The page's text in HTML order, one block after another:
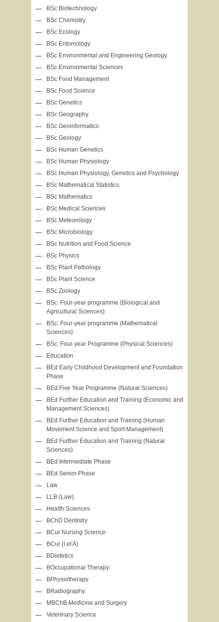
BSc Biotechnology
BSc Chemistry
BSc Ecology
BSc Entomology
BSc Environmental and Engineering Geology
BSc Environmental Sciences
BSc Food Management
BSc Food Science
BSc Genetics
BSc Geography
BSc Geoinformatics
BSc Geology
BSc Human Genetics
BSc Human Physiology
BSc Human Physiology, Genetics and Psychology
BSc Mathematical Statistics
BSc Mathematics
BSc Medical Sciences
BSc Meteorology
BSc Microbiology
BSc Nutrition and Food Science
BSc Physics
BSc Plant Pathology
BSc Plant Science
BSc Zoology
BSc: Four-year programme (Biological and
Agricultural Sciences)
BSc: Four-year programme (Mathematical
Sciences)
BSc: Four-year Programme (Physical Sciences)
Education
BEd Early Childhood Development and Foundation
Phase
BEd Five Year Programme (Natural Sciences)
BEd Further Education and Training (Economic and
Management Sciences)
BEd Further Education and Training (Human
Movement Science and Sport Management)
BEd Further Education and Training (Natural
Sciences)
BEd Intermediate Phase
BEd Senior Phase
Law
LLB (Law)
Health Sciences
BChD Dentistry
BCur Nursing Science
BCur (I et A)
BDietetics
BOccupational Therapy
BPhysiotherapy
BRadiography
MBChB Medicine and Surgery
Veterinary Science